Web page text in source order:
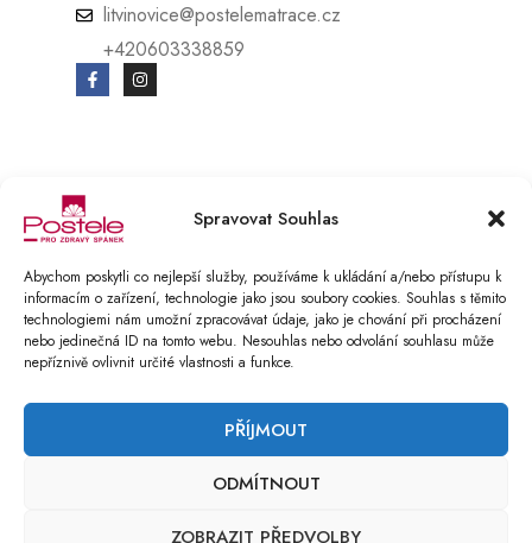
Spravovat Souhlas
Abychom poskytli co nejlepší služby, používáme k ukládání a/nebo přístupu k
informacím o zařízení, technologie jako jsou soubory cookies. Souhlas s těmito
technologiemi nám umožní zpracovávat údaje, jako je chování při procházení
nebo jedinečná ID na tomto webu. Nesouhlas nebo odvolání souhlasu může
nepříznivě ovlivnit určité vlastnosti a funkce.
PŘÍJMOUT
ODMÍTNOUT
ZOBRAZIT PŘEDVOLBY
litvinovice@postelematrace.cz
+420603338859
E-SHOP vytvořen v BOOSTMAN.CZ
Reklamační řád
COMPARE (0)
COMPARE
REMOVE ALL PRODUCTS